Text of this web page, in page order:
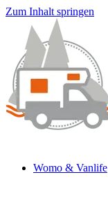
Zum Inhalt springen
Womo & Vanlife